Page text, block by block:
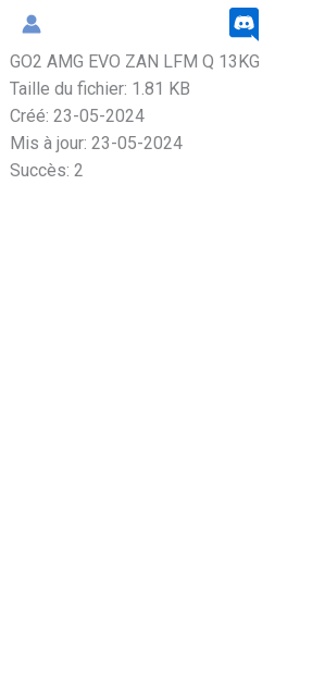
Aller
contenu
GO2 AMG EVO ZAN LFM Q 13KG
Taille du fichier: 1.81 KB
Créé: 23-05-2024
Mis à jour: 23-05-2024
Succès: 2